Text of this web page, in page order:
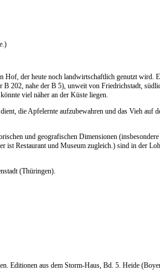
Hof, der heute noch landwirtschaftlich genutzt wird.
B 202, nahe der B 5), unweit von Friedrichstadt,
viel näher an der Küste liegen.
die Apfelernte aufzubewahren und das Vieh auf
und geografischen Dimensionen
ist Restaurant und Museum zugleich.) sind in der
(Thüringen).
Editionen aus dem Storm-Haus, Bd. 5. Heide